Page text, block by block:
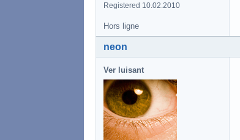
Registered 10.02.2010
Hors ligne
neon
Ver luisant